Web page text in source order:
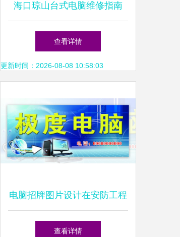
海口琼山台式电脑维修指南
诚杰电脑维修店的专业服务
查看详情
更新时间：2026-08-08 10:58:03
电脑招牌图片设计在安防工程
中的应用与价值
查看详情